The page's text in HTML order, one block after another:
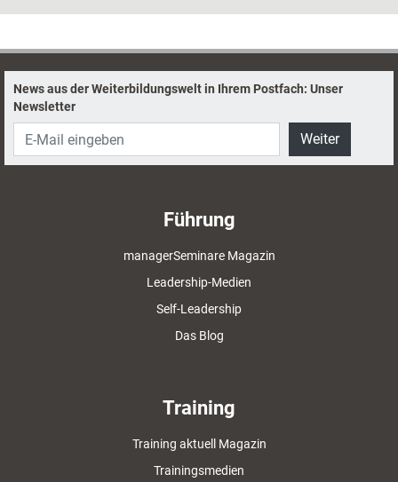
eDoc erhältlich.
News aus der Weiterbildungswelt in Ihrem Postfach: Unser
Newsletter
Weiter
Führung
managerSeminare Magazin
Leadership-Medien
Self-Leadership
Das Blog
Training
Training aktuell Magazin
Trainingsmedien